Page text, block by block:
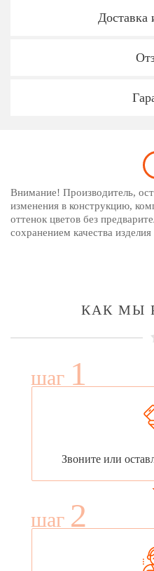
Доставка
Внимание! Производитель,
изменения в конструкцию,
оттенок цветов без
сохранением качества изделия
КАК МЫ
шаг 1
Звоните или
шаг 2